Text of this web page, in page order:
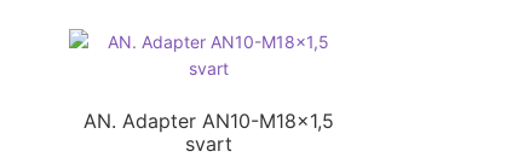
AN. Adapter AN10-M18x1,5
svart